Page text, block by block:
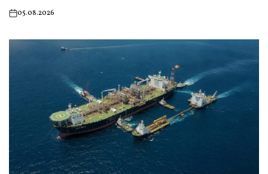
on05.08.2026